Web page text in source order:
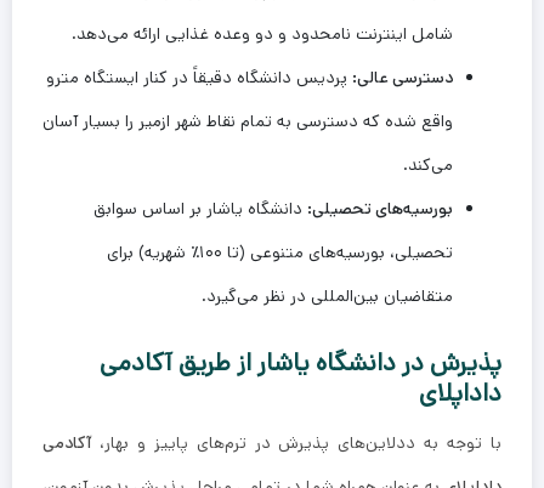
شامل اینترنت نامحدود و دو وعده غذایی ارائه می‌دهد.
دسترسی عالی: پردیس دانشگاه دقیقاً در کنار ایستگاه مترو
واقع شده که دسترسی به تمام نقاط شهر ازمیر را بسیار آسان
می‌کند.
بورسیه‌های تحصیلی: دانشگاه یاشار بر اساس سوابق
تحصیلی، بورسیه‌های متنوعی (تا ۱۰۰٪ شهریه) برای
متقاضیان بین‌المللی در نظر می‌گیرد.
پذیرش در دانشگاه یاشار از طریق آکادمی
داداپلای
با توجه به ددلاین‌های پذیرش در ترم‌های پاییز و بهار،آکادمی